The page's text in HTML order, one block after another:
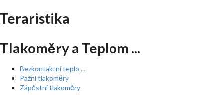
Teraristika
Tlakoměry a Teplom ...
Bezkontaktní teplo ...
Pažní tlakoměry
Zápěstní tlakoměry